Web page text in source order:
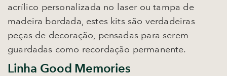
acrílico personalizada no laser ou tampa de
madeira bordada, estes kits são verdadeiras
peças de decoração, pensadas para serem
guardadas como recordação permanente.
Linha Good Memories